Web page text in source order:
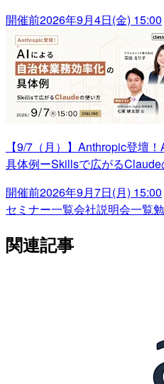
開催前2026年9月4日(金) 15:00
【9/7（月）】Anthropic登壇
具体例ーSkillsで広がる
開催前2026年9月7日(月) 15:00
セミナー一覧会社説明会一覧
関連記事